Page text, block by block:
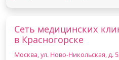
Сеть медицинских
в Красногорске
Москва, ул. Ново-Никольская, д.